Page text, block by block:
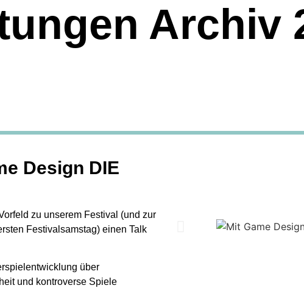
Archiv
Design DIE
zu unserem Festival (und zur
Festivalsamstag) einen Talk
über
und kontroverse Spiele